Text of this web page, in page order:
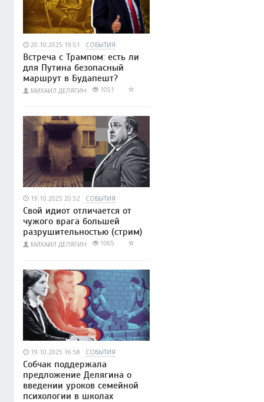
20.10.2025 19:51 СОБЫТИЯ
Встреча с Трампом: есть ли
для Путина безопасный
маршрут в Будапешт?
МИХАИЛ ДЕЛЯГИН 1051
19.10.2025 20:52 СОБЫТИЯ
Свой идиот отличается от
чужого врага большей
разрушительностью (cтрим)
МИХАИЛ ДЕЛЯГИН 1065
19.10.2025 16:58 СОБЫТИЯ
Собчак поддержала
предложение Делягина о
введении уроков семейной
психологии в школах